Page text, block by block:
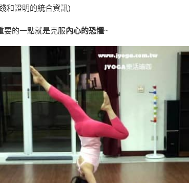
和證明的統合資訊)
要的一點就是克服內心的恐懼~